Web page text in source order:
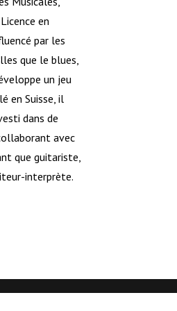
en
par les
que le blues,
un jeu
en Suisse, il
dans de
avec
que guitariste,
interprète.